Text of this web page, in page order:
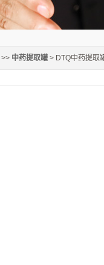
>> 中药提取罐 > DTQ中药提取